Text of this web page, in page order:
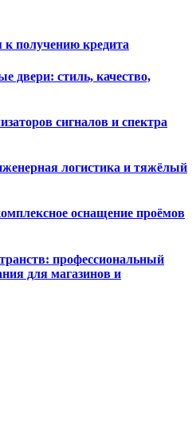
к получению кредита
двери: стиль, качество,
сигналов и спектра
логистика и тяжёлый
оснащение проёмов
профессиональный
для магазинов и